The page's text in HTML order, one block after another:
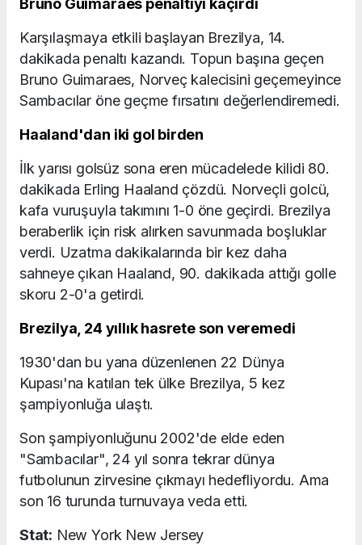
Bruno Guimaraes penaltıyı kaçırdı
Karşılaşmaya etkili başlayan Brezilya, 14.
dakikada penaltı kazandı. Topun başına geçen
Bruno Guimaraes, Norveç kalecisini geçemeyince
Sambacılar öne geçme fırsatını değerlendiremedi.
Haaland'dan iki gol birden
İlk yarısı golsüz sona eren mücadelede kilidi 80.
dakikada Erling Haaland çözdü. Norveçli golcü,
kafa vuruşuyla takımını 1-0 öne geçirdi. Brezilya
beraberlik için risk alırken savunmada boşluklar
verdi. Uzatma dakikalarında bir kez daha
sahneye çıkan Haaland, 90. dakikada attığı golle
skoru 2-0'a getirdi.
Brezilya, 24 yıllık hasrete son veremedi
1930'dan bu yana düzenlenen 22 Dünya
Kupası'na katılan tek ülke Brezilya, 5 kez
şampiyonluğa ulaştı.
Son şampiyonluğunu 2002'de elde eden
"Sambacılar", 24 yıl sonra tekrar dünya
futbolunun zirvesine çıkmayı hedefliyordu. Ama
son 16 turunda turnuvaya veda etti.
Stat: New York New Jersey